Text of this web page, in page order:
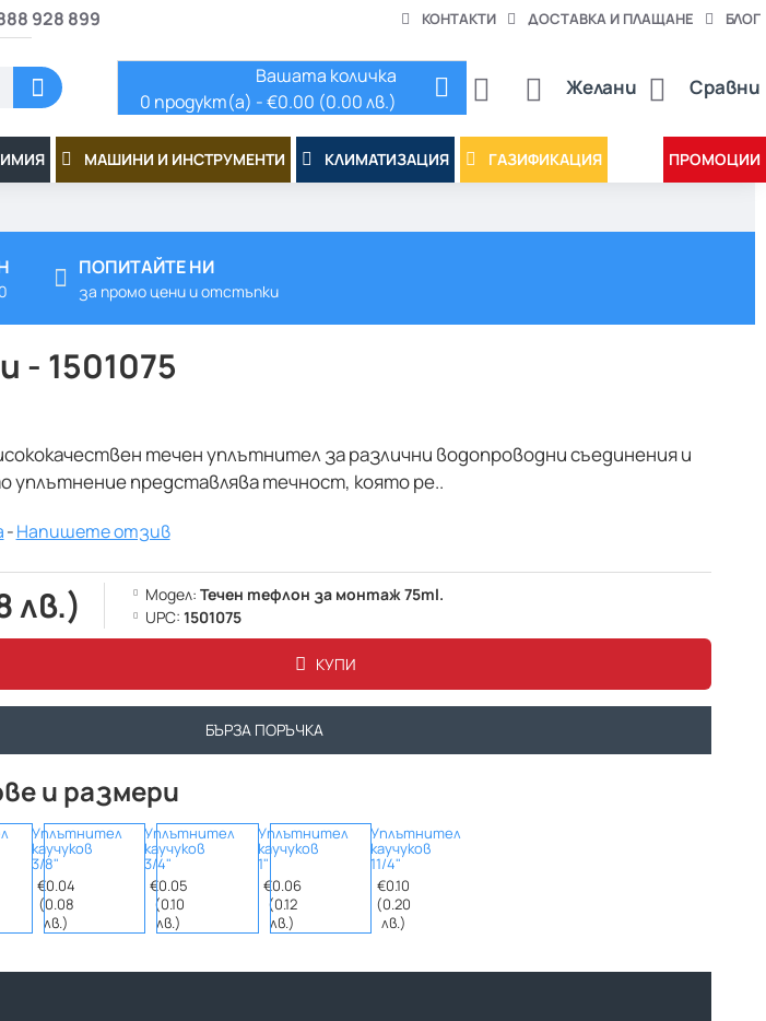
928 899 КОНТАКТИ ДОСТАВКА И ПЛАЩАНЕ БЛОГ
Желани Сравни
Вашата количка
0 продукт(а) - €0.00 (0.00 лв.)
МАШИНИ И ИНСТРУМЕНТИ КЛИМАТИЗАЦИЯ ГАЗИФИКАЦИЯ ПРОМОЦИИ
ПОПИТАЙТЕ НИ
за промо цени и отстъпки
- 1501075
течен уплътнител за различни водопроводни съединения и
уплътнение представлява течност, която ре..
-Напишете отзив
лв.) Модел: Течен тефлон за монтаж 75ml.
UPC: 1501075
КУПИ
БЪРЗА ПОРЪЧКА
и размери
Уплътнител
каучуков
3/8"
€0.04
(0.08
лв.)
Уплътнител
каучуков
3/4"
€0.05
(0.10
лв.)
Уплътнител
каучуков
1"
€0.06
(0.12
лв.)
Уплътнител
каучуков
11/4"
€0.10
(0.20
лв.)